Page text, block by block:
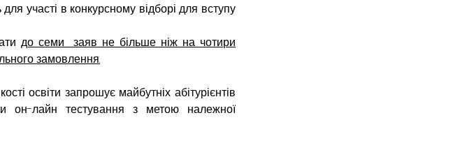
участі в конкурсному відборі для вступу
до семи  заяв не більше ніж на чотири
замовлення.
освіти запрошує майбутніх абітурієнтів
он-лайн тестування з метою належної